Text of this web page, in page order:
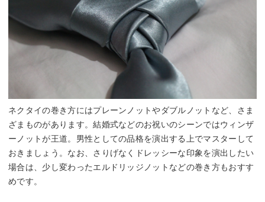
ネクタイの巻き方にはプレーンノットやダブルノットなど、さま
ざまものがあります。結婚式などのお祝いのシーンではウィンザ
ーノットが王道。男性としての品格を演出する上でマスターして
おきましょう。なお、さりげなくドレッシーな印象を演出したい
場合は、少し変わったエルドリッジノットなどの巻き方もおすす
めです。